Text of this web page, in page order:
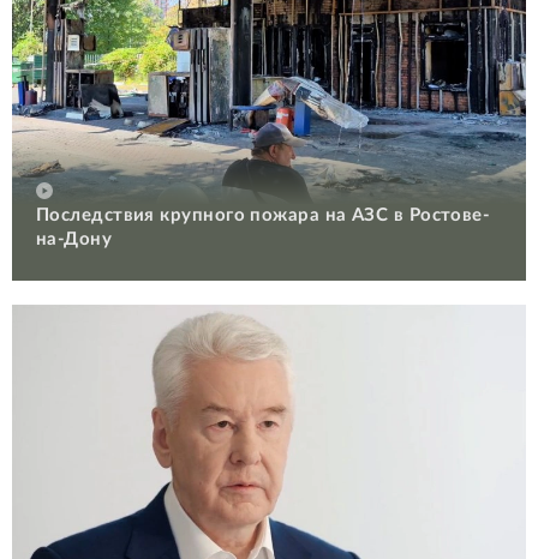
Последствия крупного пожара на АЗС в Ростове-
на-Дону